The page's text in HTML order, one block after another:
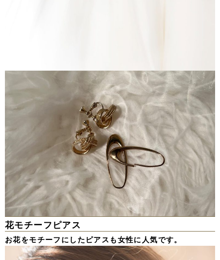
花モチーフピアス
お花をモチーフにしたピアスも女性に人気です。